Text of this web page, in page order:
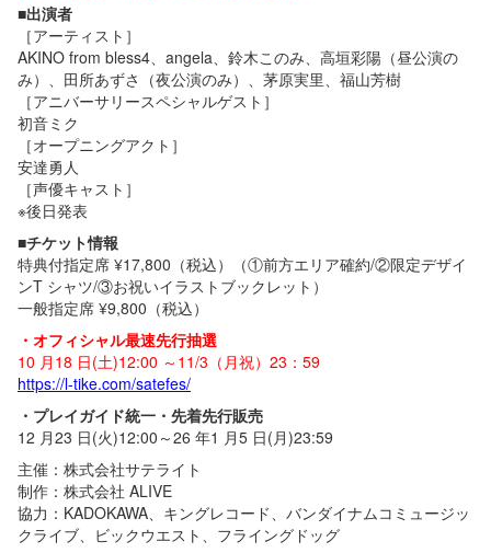
■出演者
［アーティスト］
AKINO from bless4、angela、鈴木このみ、高垣彩陽（昼公演の
み）、田所あずさ（夜公演のみ）、茅原実里、福山芳樹
［アニバーサリースペシャルゲスト］
初音ミク
［オープニングアクト］
安達勇人
［声優キャスト］
※後日発表
■チケット情報
特典付指定席 ¥17,800（税込）（①前方エリア確約/②限定デザイ
ンT シャツ/③お祝いイラストブックレット）
一般指定席 ¥9,800（税込）
・オフィシャル最速先行抽選
10 月18 日(土)12:00 ～11/3（月祝）23：59
https://l-tike.com/satefes/
・プレイガイド統一・先着先行販売
12 月23 日(火)12:00～26 年1 月5 日(月)23:59
主催：株式会社サテライト
制作：株式会社 ALIVE
協力：KADOKAWA、キングレコード、バンダイナムコミュージッ
クライブ、ビックウエスト、フライングドッグ